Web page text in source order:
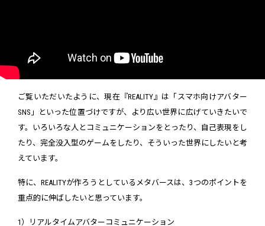
ご覧いただいたように、現在『REALITY』は「スマホ向けアバター
SNS」といった位置づけですが、より広い世界に広げていきたいで
す。いろいろな人とコミュニケーションをとったり、自己表現をし
たり、完全没入型のゲームをしたり、そういった世界にしたいと考
えています。
特に、REALITYが作ろうとしているメタバースは、3つのポイントを
重点的に伸ばしたいと思っています。
1）リアルタイムアバターコミュニケーション